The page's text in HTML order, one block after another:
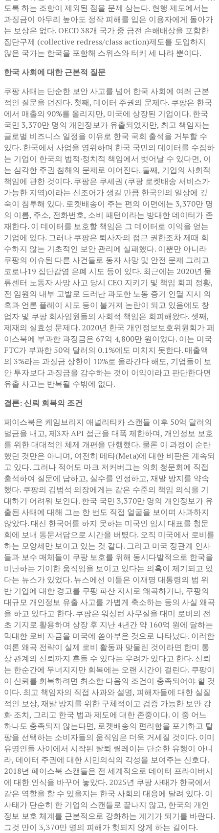
도록 하는 조항이 제외된 점을 문제 삼는다. 현행 제도에서는
과징금이 아무리 높아도 정작 피해를 입은 이용자에게 돌아가
는 보상은 없다. OECD 38개 국가 중 금전 손해배상을 포함한
집단구제 (collective redress/class action)제도를 도입하지
않은 국가는 한국을 포함해 스위스와 터키 세 나라 뿐이다.
한국 사회에 대한 근본적 질문
쿠팡 사태는 단순한 보안 사고를 넘어 한국 사회에 여러 근본
적인 질문을 던진다. 첫째, 데이터 주권의 문제다. 쿠팡은 한국
에서 매출의 90%를 올리지만, 미국에 상장된 기업이다. 한국
국민 3,370만 명의 개인정보가 유출되었지만, 최고 책임자는
글로벌 비즈니스 일정을 이유로 한국 국회 출석을 거부할 수
있다. 한국에서 사업을 영위하며 한국 국민의 데이터를 수집하
는 기업이 한국의 법적·정치적 책임에서 벗어날 수 있다면, 이
는 심각한 주권 침해의 문제로 이어진다. 둘째, 기업의 사회적
책임에 관한 것이다. 쿠팡은 쿠세권 (쿠팡 로켓배송 서비스가
가능한 지역)이라는 신조어가 생길 만큼 한국인의 일상에 깊
숙이 침투해 있다. 로켓배송이 주는 편의 이면에는 3,370만 명
의 이름, 주소, 전화번호, 소비 패턴이라는 방대한 데이터가 존
재한다. 이 데이터를 보호할 책임은 그 데이터로 이익을 얻는
기업에 있다. 그러나 쿠팡은 퇴사자의 접근 권한조차 제때 회
수하지 않는 기초적인 보안 관리에 실패했다. 이뿐만 아니라
쿠팡의 이슈된 다른 사건들로 동자 사망 및 안전 문제 그리고
코로나19 집단감염 은폐 시도 등이 있다. 최근에는 2020년 물
류센터 노동자 사망 사고 당시 CEO 지키기 및 책임 회피 정황,
전 임원의 내부 고발로 드러난 과도한 노동 증거 인멸 지시 의
혹과 언론 플레이 시도 등이 불거져 논란이 되고 있음에도 창
업자 및 쿠팡 회사임원들의 사회적 책임은 회피해왔다. 셋째,
제재의 실효성 문제다. 2020년 한국 개인정보보호위원회가 페
이스북에 부과한 과징금은 67억 4,800만 원이었다. 이는 미국
FTC가 부과한 50억 달러의 0.1%에도 미치지 못한다. 매출액
의 3%라는 과징금 상한이 10%로 올라간다 해도, 기업들이 보
안 투자보다 과징금을 감수하는 것이 이익이라고 판단한다면
유출 사고는 반복될 수밖에 없다.
결론: 신뢰 회복의 조건
페이스북은 케임브리지 애널리티카 스캔들 이후 50억 달러의
벌금을 내고, 제3자 API 접근을 대폭 제한하며, 개인정보 보호
를 위한 대대적인 체제 개편을 단행했다. 물론 이 과정이 순탄
했던 것만은 아니며, 여전히 메타(Meta)에 대한 비판은 계속되
고 있다. 그러나 적어도 마크 저커버그는 의회 청문회에 직접
출석하여 질문에 답하고, 실수를 인정하고, 재발 방지를 약속
했다. 쿠팡의 김범석 의장에게는 같은 수준의 책임 의식을 기
대하기 어려워 보인다. 한국 국민 3,370만 명의 개인정보가 유
출된 사태에 대해 그는 한 번도 직접 얼굴을 보이며 사과하지
않았다. 대신 한국어를 하지 못하는 미국인 임시 대표를 청문
회에 보내 동문서답으로 시간을 버텼다. 오직 미국에서 로비를
하는 모양세만 보이고 있는 것 같다. 그리고 미국 정관계 인사
들과 보수 매체들이 쿠팡 보호를 위해 동시다발적으로 한국을
비난하는 기이한 움직임을 보이고 있다는 의혹이 제기되고 있
다는 뉴스가 있었다. 뉴스에선 이들은 이재명 대통령의 법 위
반 기업에 대한 경고를 쿠팡 파산 지시로 왜곡하거나, 쿠팡의
대규모 개인정보 유출 사고를 가볍게 축소하는 등의 사실 왜곡
을 하고 있다고 한다. 쿠팡은 워싱턴 사무실을 대미 로비의 전
초 기지로 활용하며 상장 후 지난 4년간 약 160억 원에 달하는
막대한 로비 자금을 미국에 쏟아부은 것으로 나타났다. 이러한
여론 왜곡 전략이 실제 로비 활동과 맞물린 것이라면 한미 통
상 관계의 신뢰까지 흔들 수 있다는 우려가 있다고 한다. 신뢰
는 한순간에 무너지지만 회복에는 오랜 시간이 걸린다. 쿠팡이
이 신뢰를 회복하려면 최소한 다음의 조건이 충족되어야 할 것
이다. 최고 책임자의 직접 사과와 설명, 피해자들에 대한 실질
적인 보상, 재발 방지를 위한 구체적이고 검증 가능한 보안 강
화 조치, 그리고 한국 법과 제도에 대한 존중이다. 이 중 어느
하나도 충족되지 않는다면, 로켓배송의 편리함을 포기하고 탈
팡을 선택하는 소비자들의 움직임은 더욱 거세질 것이다. 이미
유명인들 사이에서 시작된 탈퇴 릴레이는 단순한 유행이 아니
라, 데이터 주권에 대한 시민의식의 각성을 보여주는 신호다.
2018년 페이스북 스캔들은 전 세계적으로 데이터 프라이버시
에 대한 인식을 바꾸어 놓았다. 2025년 쿠팡 사태가 한국에서
같은 역할을 할 수 있을지는 한국 사회의 대응에 달려 있다. 이
사태가 단순히 한 기업의 스캔들로 끝나지 않고, 한국의 개인
정보 보호 체계를 근본적으로 강화하는 계기가 되기를 바란다.
그것 만이 3,370만 명의 피해가 헛되지 않게 하는 길이다.